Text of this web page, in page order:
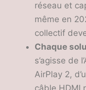
réseau et
même en
collectif
Chaque
s’agisse de
AirPlay 2,
câble HDMI